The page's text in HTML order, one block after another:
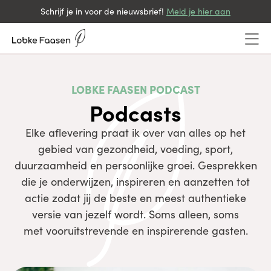
Schrijf je in voor de nieuwsbrief! Meld je hier aan
LOBKE FAASEN PODCAST
Podcasts
Elke aflevering praat ik over van alles op het
gebied van gezondheid, voeding, sport,
duurzaamheid en persoonlijke groei. Gesprekken
die je onderwijzen, inspireren en aanzetten tot
actie zodat jij de beste en meest authentieke
versie van jezelf wordt. Soms alleen, soms
met vooruitstrevende en inspirerende gasten.